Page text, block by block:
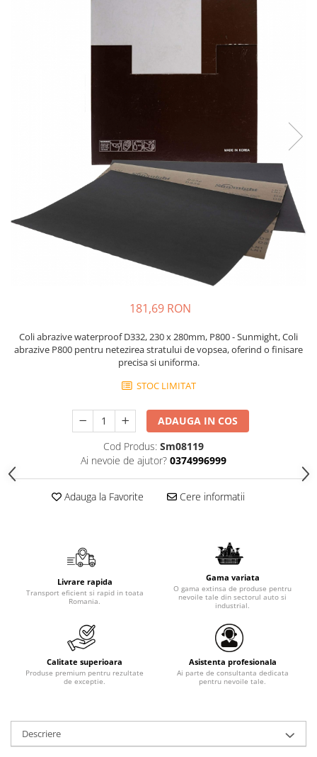
181,69 RON
Coli abrazive waterproof D332, 230 x 280mm, P800 - Sunmight, Coli
abrazive P800 pentru netezirea stratului de vopsea, oferind o finisare
precisa si uniforma.
STOC LIMITAT
ADAUGA IN COS
Cod Produs: Sm08119
Ai nevoie de ajutor? 0374996999
Adauga la Favorite Cere informatii
Livrare rapida
Transport eficient si rapid in toata
Romania.
Gama variata
O gama extinsa de produse pentru
nevoile tale din sectorul auto si
industrial.
Calitate superioara
Produse premium pentru rezultate
de exceptie.
Asistenta profesionala
Ai parte de consultanta dedicata
pentru nevoile tale.
Descriere